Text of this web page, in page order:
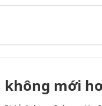
không mới